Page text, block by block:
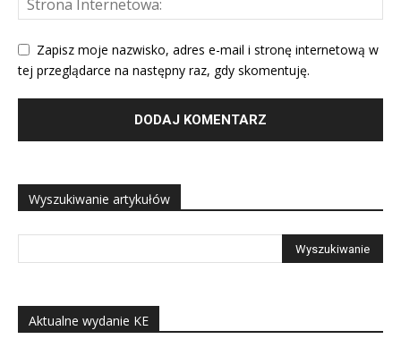
Zapisz moje nazwisko, adres e-mail i stronę internetową w
tej przeglądarce na następny raz, gdy skomentuję.
Wyszukiwanie artykułów
Aktualne wydanie KE